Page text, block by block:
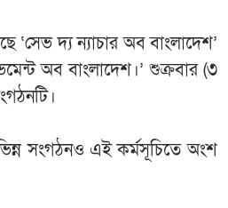
‘সেভ দ্য ন্যাচার অব বাংলাদেশ’
অব বাংলাদেশ।’ শুক্রবার (৩
সংগঠনও এই কর্মসূচিতে অংশ